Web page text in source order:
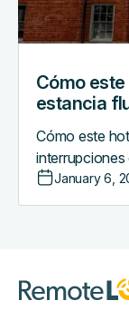
Cómo
estancia
Cómo este
January 6,
con
RemoteLock